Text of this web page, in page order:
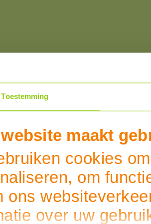
Toestemming
website maakt
cookies
om
ons
over uw